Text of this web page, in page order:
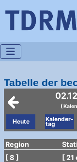
Tabelle der
(
Heute Kalender-
tag
Region
[ 8 ]
[ 21